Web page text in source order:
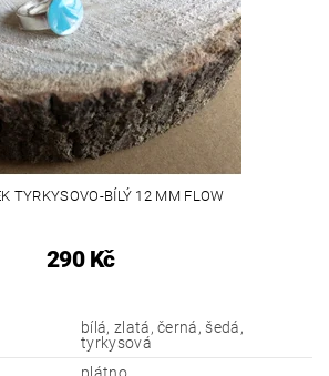
TYRKYSOVO-BÍLÝ 12 MM FLOW
290 Kč
bílá, zlatá, černá, šedá,
tyrkysová